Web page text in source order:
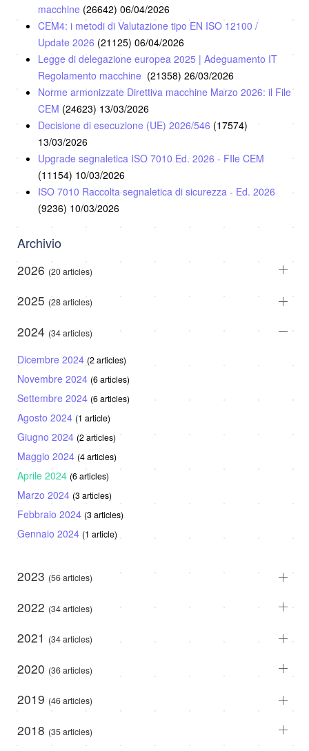
macchine (26642) 06/04/2026
CEM4: i metodi di Valutazione tipo EN ISO 12100 /
Update 2026 (21125) 06/04/2026
Legge di delegazione europea 2025 | Adeguamento IT
Regolamento macchine (21358) 26/03/2026
Norme armonizzate Direttiva macchine Marzo 2026: il File
CEM (24623) 13/03/2026
Decisione di esecuzione (UE) 2026/546 (17574)
13/03/2026
Upgrade segnaletica ISO 7010 Ed. 2026 - FIle CEM
(11154) 10/03/2026
ISO 7010 Raccolta segnaletica di sicurezza - Ed. 2026
(9236) 10/03/2026
Archivio
2026 (20 articles)
2025 (28 articles)
2024 (34 articles)
Dicembre 2024 (2 articles)
Novembre 2024 (6 articles)
Settembre 2024 (6 articles)
Agosto 2024 (1 article)
Giugno 2024 (2 articles)
Maggio 2024 (4 articles)
Aprile 2024 (6 articles)
Marzo 2024 (3 articles)
Febbraio 2024 (3 articles)
Gennaio 2024 (1 article)
2023 (56 articles)
2022 (34 articles)
2021 (34 articles)
2020 (36 articles)
2019 (46 articles)
2018 (35 articles)